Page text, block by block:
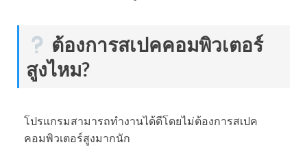
ต้องการสเปคคอมพิวเตอร์
สูงไหม?
โปรแกรมสามารถทำงานได้ดีโดยไม่ต้องการสเปค
คอมพิวเตอร์สูงมากนัก